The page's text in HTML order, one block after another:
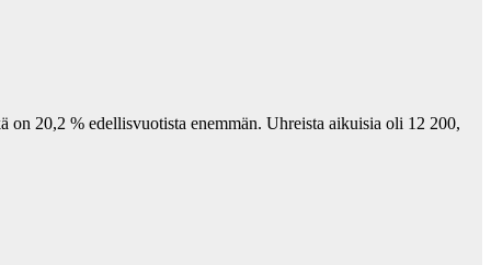
20,2 % edellisvuotista enemmän. Uhreista aikuisia oli 12 200,